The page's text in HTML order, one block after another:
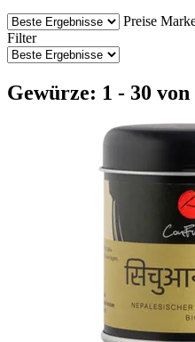
Preise
Filter
Gewürze: 1 - 30